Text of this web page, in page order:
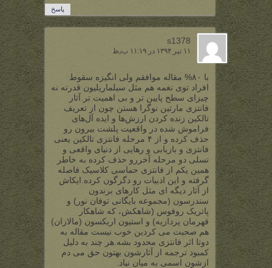
پاسخ
s1378
۱۱ تیر ۱۳۹۴ در ۱۱:۱۹ ب٫ظ
با ۸۰% مقاله موافقم ولی انگیزه سقوط
افراد توی نغمه هم مثل سیلماریلیون قدرته نه
چیزای سطح پایین تر و بی اهمیت تر.آثار
فانتزی مارتین نوگرا هستن چون از تعریف
تالکین زنده کردن ارزش‌ها و ایده آل‌های
فراموش شده در واقعیت پلشت بیرون رو
حذف کرده و از ۴ مرحله فانتزی تالکین یعنی
فانتزی و بازیابی و رهایی از دنیای واقعی و
تسلی دو مرحله آخررو حذف کرده به خاطر
همین یکم از فانتزی حماسی کلاسیک فاصله
گرفته و این ادبیات رو دگرگون کرده.ایکاش
از آثار دیگه ای مثل کارهای برندون
سندرسون (مجموعه بایگانی توفان نور) و
پاتریک روفوس (شاهکش، که شاهکار
قهرمان پردازیه) و استیون اریکسون (مالازان)
هم صحبت می کردین خوب نیست مقاله به
دوتا اثر فانتزی محدود بشه.هر چند به دلیل
کمبود ترجمه از آثارشون بهتون حق می دم
ازشون اسمی به میان نیاد.